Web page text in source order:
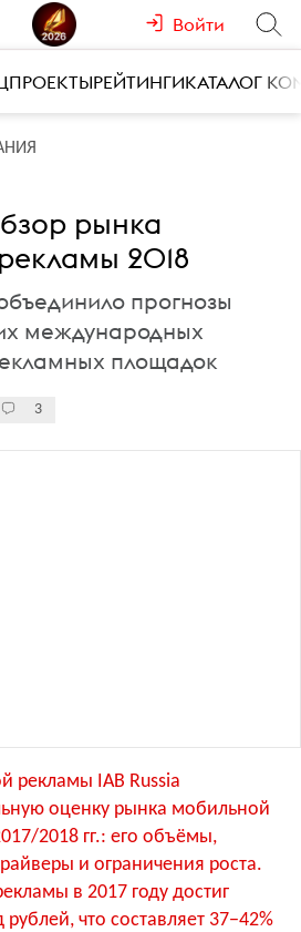
Войти
РЕЙТИНГИКАТАЛОГ
рынка
2018
прогнозы
международных
площадок
3
рекламы IAB Russia
оценку рынка мобильной
2018 гг.: его объёмы,
и ограничения роста.
в 2017 году достиг
что составляет 37−42%